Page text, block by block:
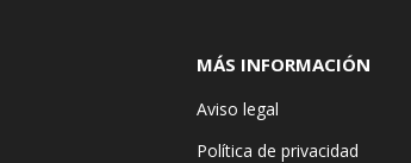
MÁS INFORMACIÓN
Aviso legal
Política de privacidad